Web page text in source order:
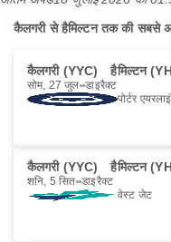
कैलगरी से हैमिल्टन तक की सबसे
कैलगरी (YYC) हैमिल्टन
सोम, 27 जुल॰ डाइरैक्ट
पोर्टर
कैलगरी (YYC) हैमिल्टन
शनि, 5 सित॰ डाइरैक्ट
वेस्ट जेट